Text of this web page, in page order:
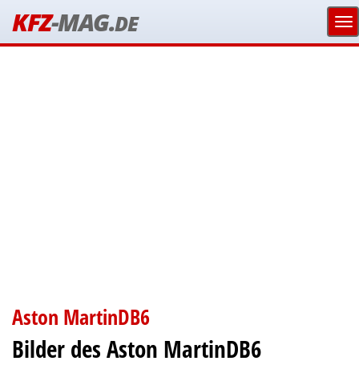
KFZ-MAG.DE
Aston MartinDB6
Bilder des Aston MartinDB6